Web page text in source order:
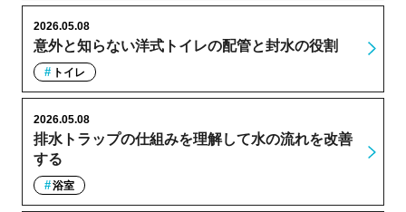
意外と知らない洋式トイレの配管と封水の役割
2026.05.08
トイレ
排水トラップの仕組みを理解して水の流れを改善
する
2026.05.08
浴室